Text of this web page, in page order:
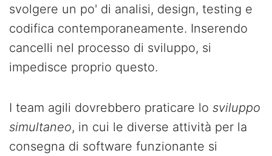
svolgere un po' di analisi, design, testing e
codifica contemporaneamente. Inserendo
cancelli nel processo di sviluppo, si
impedisce proprio questo.
I team agili dovrebbero praticare lo sviluppo
simultaneo, in cui le diverse attività per la
consegna di software funzionante si